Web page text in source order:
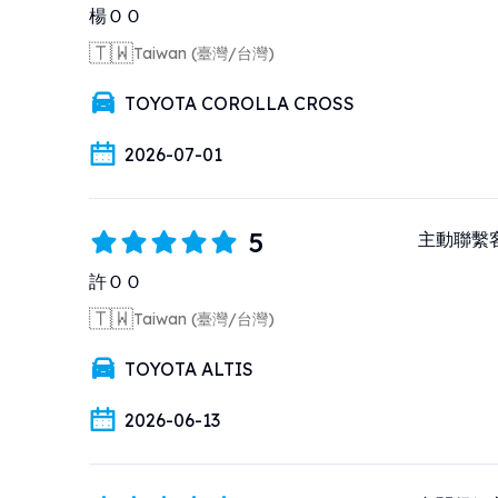
楊ＯＯ
🇹🇼Taiwan (臺灣/台灣)
TOYOTA COROLLA CROSS
2026-07-01
5
許ＯＯ
🇹🇼Taiwan (臺灣/台灣)
TOYOTA ALTIS
2026-06-13
主動聯繫